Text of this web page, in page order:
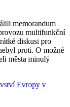
memorandum
multifunkční
diskusi pro
proti. O možné
města minulý